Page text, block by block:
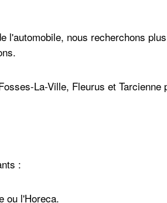
l'automobile, nous recherchons
La-Ville, Fleurus et
:
ou l'Horeca.